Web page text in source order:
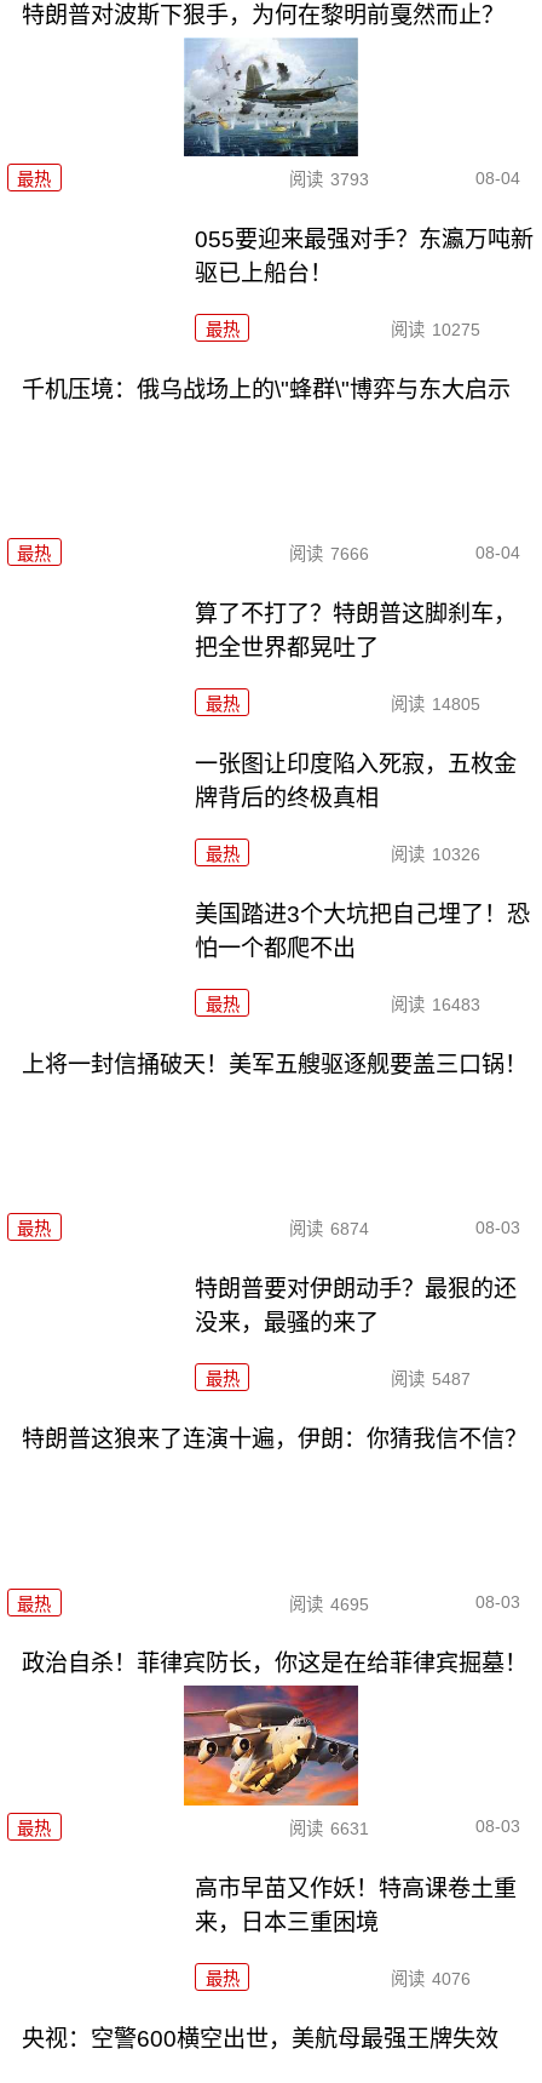
特朗普对波斯下狠手，为何在黎明前戛然而止？
最热 阅读 3793 08-04
055要迎来最强对手？东瀛万吨新
驱已上船台！
最热 阅读 10275
千机压境：俄乌战场上的\"蜂群\"博弈与东大启示
最热 阅读 7666 08-04
算了不打了？特朗普这脚刹车，
把全世界都晃吐了
最热 阅读 14805
一张图让印度陷入死寂，五枚金
牌背后的终极真相
最热 阅读 10326
美国踏进3个大坑把自己埋了！恐
怕一个都爬不出
最热 阅读 16483
上将一封信捅破天！美军五艘驱逐舰要盖三口锅！
最热 阅读 6874 08-03
特朗普要对伊朗动手？最狠的还
没来，最骚的来了
最热 阅读 5487
特朗普这狼来了连演十遍，伊朗：你猜我信不信？
最热 阅读 4695 08-03
政治自杀！菲律宾防长，你这是在给菲律宾掘墓！
最热 阅读 6631 08-03
高市早苗又作妖！特高课卷土重
来，日本三重困境
最热 阅读 4076
央视：空警600横空出世，美航母最强王牌失效